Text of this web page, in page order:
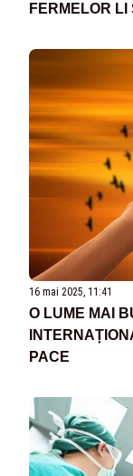
FERMELOR LI
16 mai 2025, 11:41
O LUME MAI
PACE